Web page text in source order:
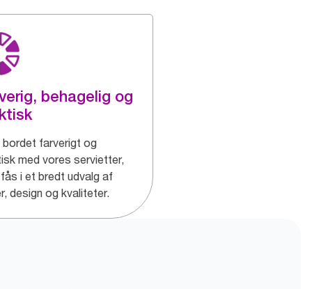
behagelig og
farverigt og
med vores servietter,
i et bredt udvalg af
design og kvaliteter.